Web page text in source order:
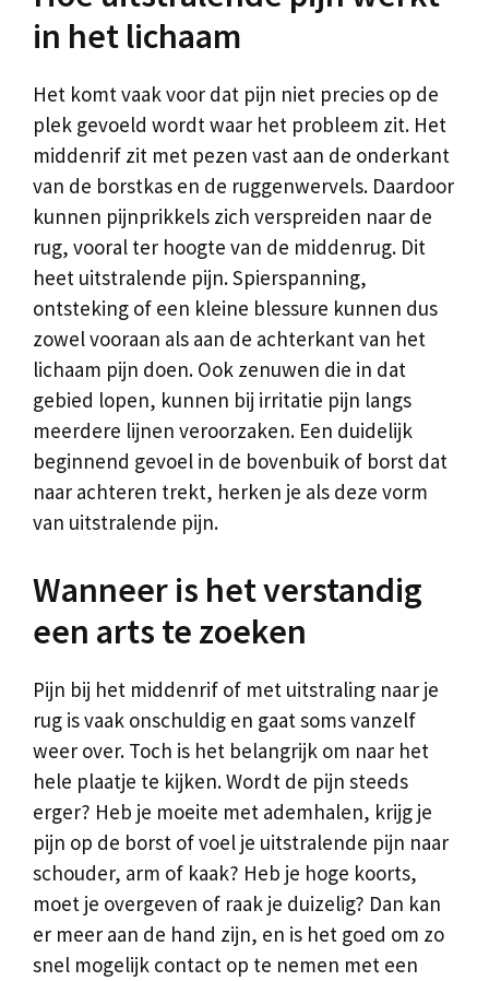
in het lichaam
Het komt vaak voor dat pijn niet precies op de
plek gevoeld wordt waar het probleem zit. Het
middenrif zit met pezen vast aan de onderkant
van de borstkas en de ruggenwervels. Daardoor
kunnen pijnprikkels zich verspreiden naar de
rug, vooral ter hoogte van de middenrug. Dit
heet uitstralende pijn. Spierspanning,
ontsteking of een kleine blessure kunnen dus
zowel vooraan als aan de achterkant van het
lichaam pijn doen. Ook zenuwen die in dat
gebied lopen, kunnen bij irritatie pijn langs
meerdere lijnen veroorzaken. Een duidelijk
beginnend gevoel in de bovenbuik of borst dat
naar achteren trekt, herken je als deze vorm
van uitstralende pijn.
Wanneer is het verstandig
een arts te zoeken
Pijn bij het middenrif of met uitstraling naar je
rug is vaak onschuldig en gaat soms vanzelf
weer over. Toch is het belangrijk om naar het
hele plaatje te kijken. Wordt de pijn steeds
erger? Heb je moeite met ademhalen, krijg je
pijn op de borst of voel je uitstralende pijn naar
schouder, arm of kaak? Heb je hoge koorts,
moet je overgeven of raak je duizelig? Dan kan
er meer aan de hand zijn, en is het goed om zo
snel mogelijk contact op te nemen met een